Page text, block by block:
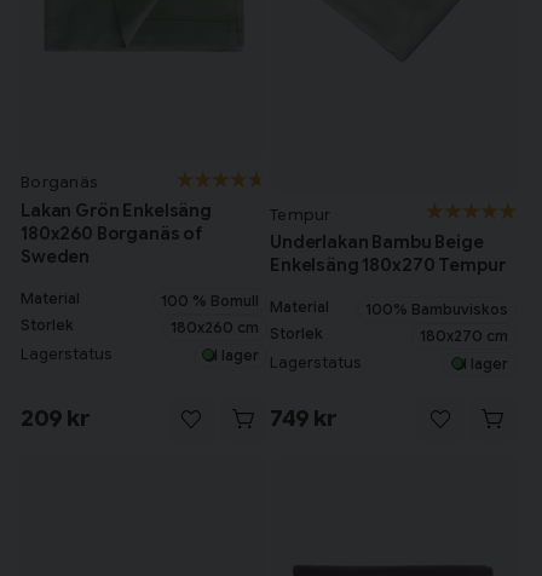
Borganäs
Lakan Grön Enkelsäng
180x260 Borganäs of
Sweden
Material
100 % Bomull
Storlek
180x260 cm
Lagerstatus I lager
209 kr
Tempur
Underlakan Bambu Beige
Enkelsäng 180x270 Tempur
Material
100% Bambuviskos
Storlek
180x270 cm
Lagerstatus I lager
749 kr